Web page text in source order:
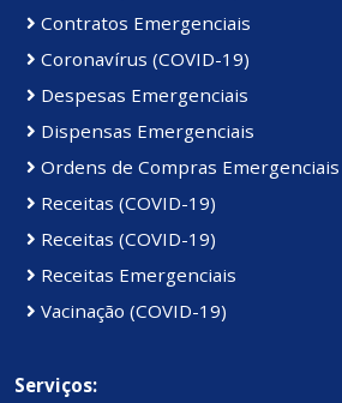
Contratos Emergenciais
Coronavírus (COVID-19)
Despesas Emergenciais
Dispensas Emergenciais
Ordens de Compras Emergenciais
Receitas (COVID-19)
Receitas (COVID-19)
Receitas Emergenciais
Vacinação (COVID-19)
Serviços: